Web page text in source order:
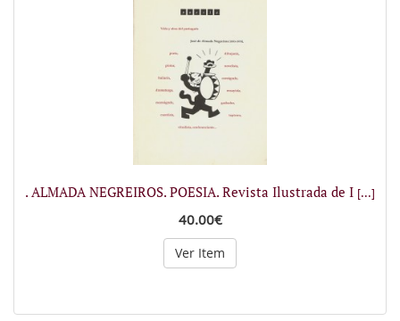
. ALMADA NEGREIROS. POESIA. Revista Ilustrada de I [...]
40.00€
Ver Item